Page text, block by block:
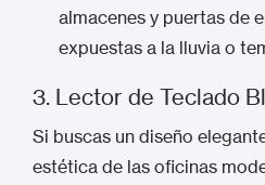
almacenes y puertas de
expuestas a la lluvia o
3. Lector de Teclado
Si buscas un diseño
estética de las oficinas